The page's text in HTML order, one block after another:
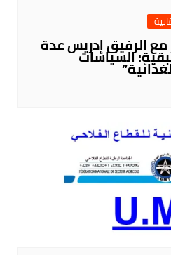
الرفيق إدريس عدة
السياسات